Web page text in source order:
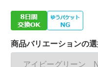
商品バリエーションの選